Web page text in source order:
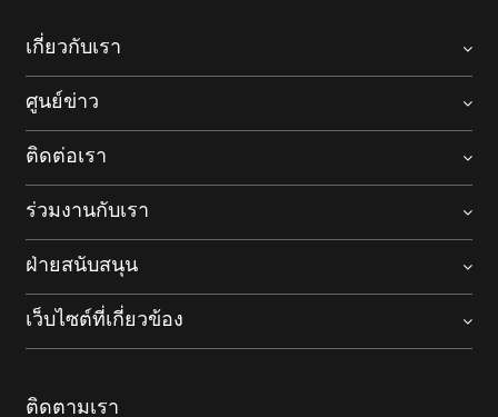
เกี่ยวกับเรา
ศูนย์ข่าว
ติดต่อเรา
ร่วมงานกับเรา
ฝ่ายสนับสนุน
เว็บไซต์ที่เกี่ยวข้อง
ติดตามเรา